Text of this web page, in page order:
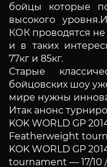
бойцы которые
высокого
КОК проводятся не
и в таких
77кг и 85кг.
Старые
бойцовских шоу
мире нужны
Итак анонс
KOK WORLD GP
Featherweight
KOK WORLD GP
tournament — 17/10